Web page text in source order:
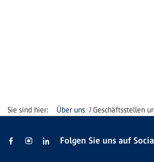
Über uns Geschäftsstellen
Folgen Sie uns auf